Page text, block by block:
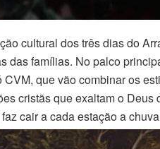
cultural dos três dias do
das famílias. No palco
que vão combinar os
cristãs que exaltam o Deus
cair a cada estação a